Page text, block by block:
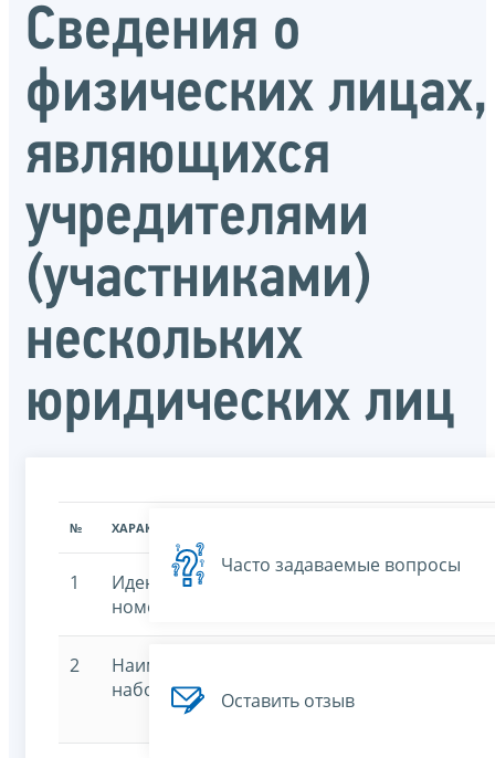
Сведения о
физических лицах,
являющихся
учредителями
(участниками)
нескольких
юридических лиц
№ ХАРАКТЕРИСТИКА
1
Идентификационный
номер
7707329152-
2
Наименование
набора данных
нескольких
Часто задаваемые вопросы
Оставить отзыв